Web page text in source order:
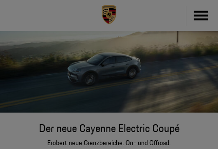
Fahrzeug konfigurieren
718
Taycan
Zubehör
Zubehör Finder
Driver's Selection Online-Shop
Der neue Cayenne Electric Coupé
Erobert neue Grenzbereiche. On- und Offroad.